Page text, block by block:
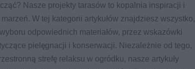
Nasze projekty tarasów to kopalnia inspiracji i
W tej kategorii artykułów znajdziesz wszystko,
odpowiednich materiałów, przez wskazówki
pielęgnacji i konserwacji. Niezależnie od tego,
strefę relaksu w ogródku, nasze artykuły